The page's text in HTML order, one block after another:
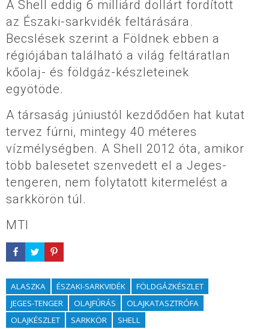
A Shell eddig 6 milliárd dollárt fordított
az Északi-sarkvidék feltárására.
Becslések szerint a Földnek ebben a
régiójában található a világ feltáratlan
kőolaj- és földgáz-készleteinek
egyötöde.
A társaság júniustól kezdődően hat kutat
tervez fúrni, mintegy 40 méteres
vízmélységben. A Shell 2012 óta, amikor
több balesetet szenvedett el a Jeges-
tengeren, nem folytatott kitermelést a
sarkkörön túl.
MTI
ALASZKA ÉSZAKI-SARKVIDÉK
FÖLDGÁZKÉSZLET
JEGES-TENGER
OLAJFÚRÁS
OLAJKATASZTRÓFA
OLAJKÉSZLET
SARKKÖR SHELL